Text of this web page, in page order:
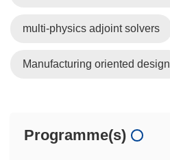
multi-physics adjoint solvers
Manufacturing oriented design
Programme(s)